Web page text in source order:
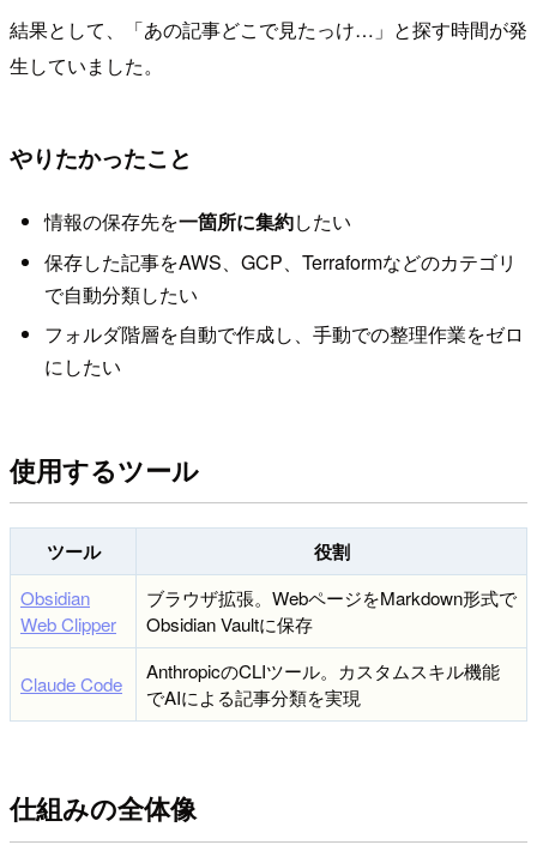
結果として、「あの記事どこで見たっけ…」と探す時間が発
生していました。
やりたかったこと
情報の保存先を一箇所に集約したい
保存した記事をAWS、GCP、Terraformなどのカテゴリ
で自動分類したい
フォルダ階層を自動で作成し、手動での整理作業をゼロ
にしたい
使用するツール
ツール 役割
Obsidian
Web Clipper
ブラウザ拡張。WebページをMarkdown形式で
Obsidian Vaultに保存
Claude Code
AnthropicのCLIツール。カスタムスキル機能
でAIによる記事分類を実現
仕組みの全体像